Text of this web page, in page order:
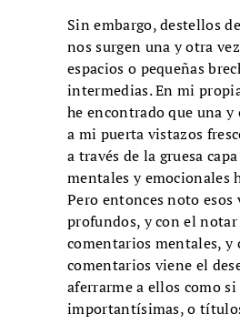
Sin embargo, destellos
nos surgen una y otra
espacios o pequeñas
intermedias. En mi
he encontrado que una
a mi puerta vistazos
a través de la gruesa
mentales y emocionales
Pero entonces noto esos
profundos, y con el
comentarios mentales, y
comentarios viene el
aferrarme a ellos como
importantísimas, o